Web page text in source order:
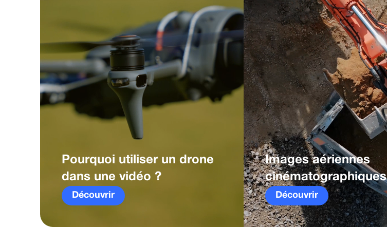
Pourquoi utiliser un drone
dans une vidéo ?
Découvrir
Images aériennes
cinématographiques
Découvrir